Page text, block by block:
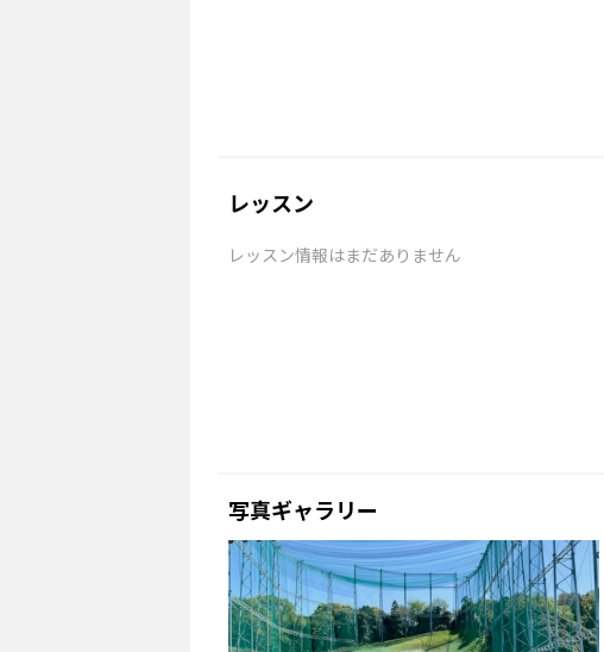
レッスン
レッスン情報はまだありません
写真ギャラリー